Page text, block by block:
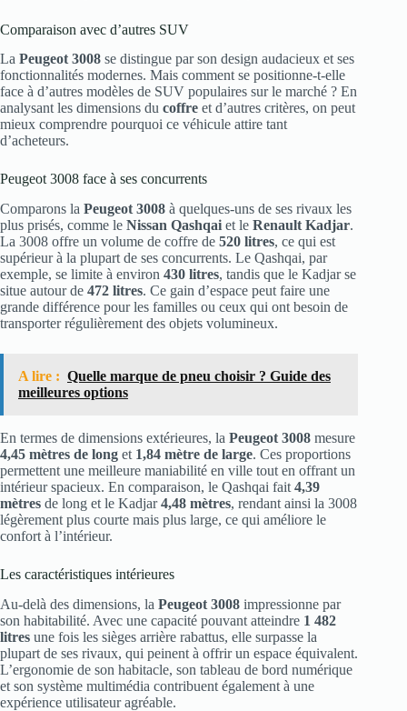
Comparaison avec d’autres SUV
La Peugeot 3008 se distingue par son design audacieux et ses
fonctionnalités modernes. Mais comment se positionne-t-elle
face à d’autres modèles de SUV populaires sur le marché ? En
analysant les dimensions du coffre et d’autres critères, on peut
mieux comprendre pourquoi ce véhicule attire tant
d’acheteurs.
Peugeot 3008 face à ses concurrents
Comparons la Peugeot 3008 à quelques-uns de ses rivaux les
plus prisés, comme le Nissan Qashqai et le Renault Kadjar.
La 3008 offre un volume de coffre de 520 litres, ce qui est
supérieur à la plupart de ses concurrents. Le Qashqai, par
exemple, se limite à environ 430 litres, tandis que le Kadjar se
situe autour de 472 litres. Ce gain d’espace peut faire une
grande différence pour les familles ou ceux qui ont besoin de
transporter régulièrement des objets volumineux.
A lire : Quelle marque de pneu choisir ? Guide des
meilleures options
En termes de dimensions extérieures, la Peugeot 3008 mesure
4,45 mètres de long et 1,84 mètre de large. Ces proportions
permettent une meilleure maniabilité en ville tout en offrant un
intérieur spacieux. En comparaison, le Qashqai fait 4,39
mètres de long et le Kadjar4,48 mètres, rendant ainsi la 3008
légèrement plus courte mais plus large, ce qui améliore le
confort à l’intérieur.
Les caractéristiques intérieures
Au-delà des dimensions, la Peugeot 3008 impressionne par
son habitabilité. Avec une capacité pouvant atteindre 1 482
litres une fois les sièges arrière rabattus, elle surpasse la
plupart de ses rivaux, qui peinent à offrir un espace équivalent.
L’ergonomie de son habitacle, son tableau de bord numérique
et son système multimédia contribuent également à une
expérience utilisateur agréable.